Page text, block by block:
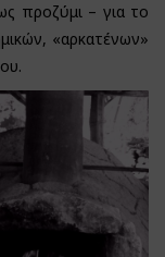
προζύμι – για το
«αρκατένων»